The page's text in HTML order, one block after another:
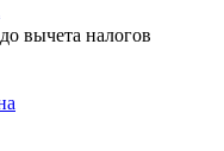
до вычета налогов